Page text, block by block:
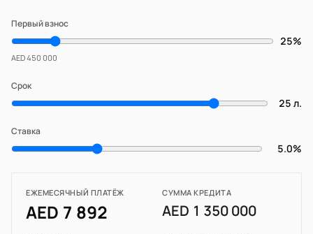
Первый взнос
25%
AED 450 000
Срок
25 л.
Ставка
5.0%
ЕЖЕМЕСЯЧНЫЙ ПЛАТЁЖ
AED 7 892
СУММА КРЕДИТА
AED 1 350 000